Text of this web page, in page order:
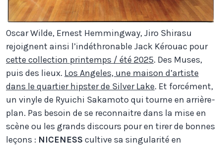
Oscar Wilde, Ernest Hemmingway, Jiro Shirasu
rejoignent ainsi l’indéthronable Jack Kérouac pour
cette collection printemps / été 2025. Des Muses,
puis des lieux. Los Angeles, une maison d’artiste
dans le quartier hipster de Silver Lake. Et forcément,
un vinyle de Ryuichi Sakamoto qui tourne en arrière-
plan. Pas besoin de se reconnaitre dans la mise en
scène ou les grands discours pour en tirer de bonnes
leçons : NICENESS cultive sa singularité en